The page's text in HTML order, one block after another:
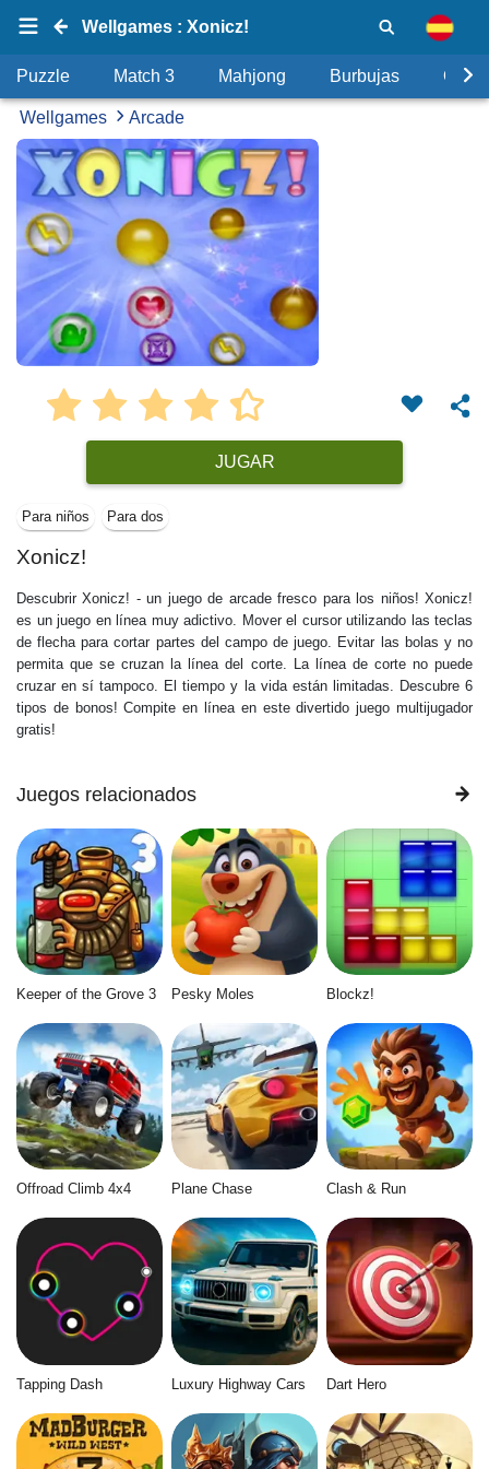
Wellgames : Xonicz!
Puzzle Match 3 Mahjong Burbujas
Wellgames Arcade
JUGAR
Para niños Para dos
Xonicz!
Descubrir Xonicz! - un juego de arcade fresco para los niños! Xonicz!
es un juego en línea muy adictivo. Mover el cursor utilizando las teclas
de flecha para cortar partes del campo de juego. Evitar las bolas y no
permita que se cruzan la línea del corte. La línea de corte no puede
cruzar en sí tampoco. El tiempo y la vida están limitadas. Descubre 6
tipos de bonos! Compite en línea en este divertido juego multijugador
gratis!
Juegos relacionados
Keeper of the Grove 3 Pesky Moles Blockz!
Offroad Climb 4x4 Plane Chase Clash & Run
Tapping Dash Luxury Highway Cars Dart Hero